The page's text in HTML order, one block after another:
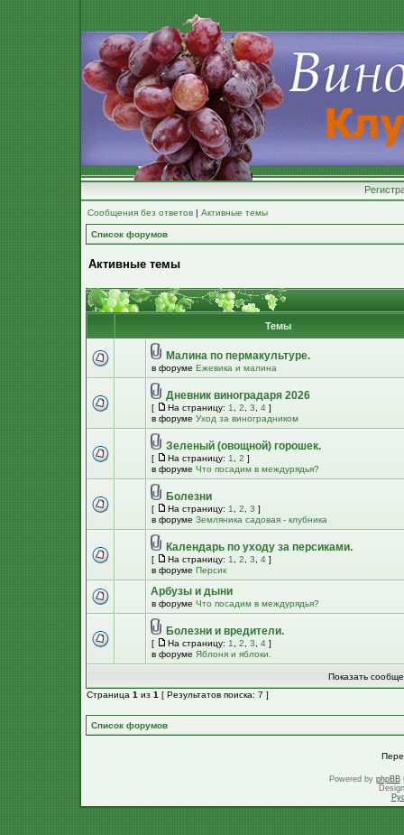
Сообщения без ответов | Активные темы
Список форумов
Активные темы
Темы
Малина по пермакультуре.
в форуме Ежевика и малина
Дневник виноградаря 2026
[ На страницу: 1 2 3 4 ]
в форуме Уход за виноградником
Зеленый (овощной) горошек.
[ На страницу: 1 2 ]
в форуме Что посадим в междурядья?
Болезни
[ На страницу: 1 2 3 ]
в форуме Земляника садовая - клубника
Календарь по уходу за персиками.
[ На страницу: 1 2 3 4 ]
в форуме Персик
Арбузы и дыни
в форуме Что посадим в междурядья?
Болезни и вредители.
[ На страницу: 1 2 3 4 ]
в форуме Яблоня и яблоки.
Показать
Страница 1 из 1 [ Результатов поиска: 7 ]
Список форумов
Powered by phpBB